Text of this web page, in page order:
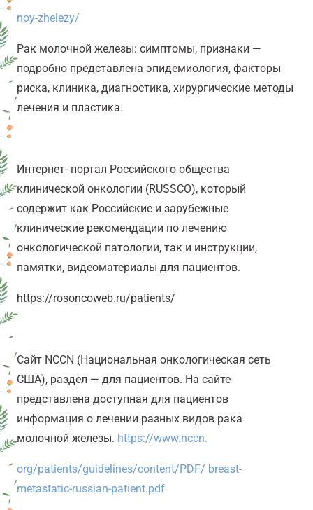
noy-zhelezy/
Рак молочной железы: симптомы, признаки —
подробно представлена эпидемиология, факторы
риска, клиника, диагностика, хирургические методы
лечения и пластика.
Интернет- портал Российского общества
клинической онкологии (RUSSCO), который
содержит как Российские и зарубежные
клинические рекомендации по лечению
онкологической патологии, так и инструкции,
памятки, видеоматериалы для пациентов.
https://rosoncoweb.ru/patients/
Сайт NCCN (Национальная онкологическая сеть
США), раздел — для пациентов. На сайте
представлена доступная для пациентов
информация о лечении разных видов рака
молочной железы. https://www.nccn.
org/patients/guidelines/content/PDF/ breast-
metastatic-russian-patient.pdf